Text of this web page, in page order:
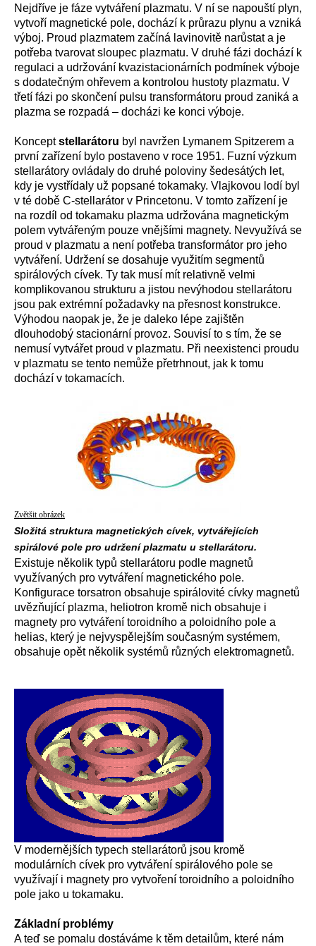
Nejdříve je fáze vytváření plazmatu. V ní se napouští plyn,
vytvoří magnetické pole, dochází k průrazu plynu a vzniká
výboj. Proud plazmatem začíná lavinovitě narůstat a je
potřeba tvarovat sloupec plazmatu. V druhé fázi dochází k
regulaci a udržování kvazistacionárních podmínek výboje
s dodatečným ohřevem a kontrolou hustoty plazmatu. V
třetí fázi po skončení pulsu transformátoru proud zaniká a
plazma se rozpadá – docházi ke konci výboje.
Konceptstellarátoru byl navržen Lymanem Spitzerem a
první zařízení bylo postaveno v roce 1951. Fuzní výzkum
stellarátory ovládaly do druhé poloviny šedesátých let,
kdy je vystřídaly už popsané tokamaky. Vlajkovou lodí byl
v té době C-stellarátor v Princetonu. V tomto zařízení je
na rozdíl od tokamaku plazma udržována magnetickým
polem vytvářeným pouze vnějšími magnety. Nevyužívá se
proud v plazmatu a není potřeba transformátor pro jeho
vytváření. Udržení se dosahuje využitím segmentů
spirálových cívek. Ty tak musí mít relativně velmi
komplikovanou strukturu a jistou nevýhodou stellarátoru
jsou pak extrémní požadavky na přesnost konstrukce.
Výhodou naopak je, že je daleko lépe zajištěn
dlouhodobý stacionární provoz. Souvisí to s tím, že se
nemusí vytvářet proud v plazmatu. Při neexistenci proudu
v plazmatu se tento nemůže přetrhnout, jak k tomu
dochází v tokamacích.
Zvětšit obrázek
Složitá struktura magnetických cívek, vytvářejících
spirálové pole pro udržení plazmatu u stellarátoru.
Existuje několik typů stellarátoru podle magnetů
využívaných pro vytváření magnetického pole.
Konfigurace torsatron obsahuje spirálovité cívky magnetů
uvězňující plazma, heliotron kromě nich obsahuje i
magnety pro vytváření toroidního a poloidního pole a
helias, který je nejvyspělejším současným systémem,
obsahuje opět několik systémů různých elektromagnetů.
V modernějších typech stellarátorů jsou kromě
modulárních cívek pro vytváření spirálového pole se
využívají i magnety pro vytvoření toroidního a poloidního
pole jako u tokamaku.
Základní problémy
A teď se pomalu dostáváme k těm detailům, které nám